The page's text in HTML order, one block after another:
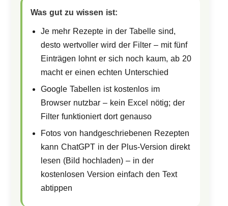
Was gut zu wissen ist:
Je mehr Rezepte in der Tabelle sind,
desto wertvoller wird der Filter – mit fünf
Einträgen lohnt er sich noch kaum, ab 20
macht er einen echten Unterschied
Google Tabellen ist kostenlos im
Browser nutzbar – kein Excel nötig; der
Filter funktioniert dort genauso
Fotos von handgeschriebenen Rezepten
kann ChatGPT in der Plus-Version direkt
lesen (Bild hochladen) – in der
kostenlosen Version einfach den Text
abtippen